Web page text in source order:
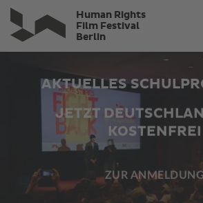
Direkt
zum
Inhalt
Human Rights
Film Festival
Berlin